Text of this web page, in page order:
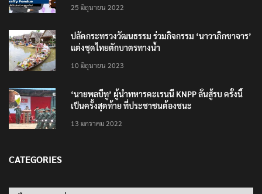
25 มิถุนายน 2022
ปลัดกระทรวงวัฒนธรรม ร่วมกิจกรรม ‘นาวาภิกขาจาร’
แต่งชุดไทยตักบาตรทางน้ำ
10 มิถุนายน 2023
‘นายพลบีทู’ ผู้นำทหารคะเรนนี KNPP ลั่นสู้รบ ครั้งนี้
เป็นครั้งสุดท้าย ที่ประชาชนต้องชนะ
13 มกราคม 2022
CATEGORIES